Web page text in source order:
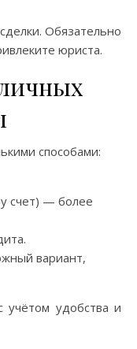
Обязательно
юриста.
способами:
счет) — более
вариант,
учётом удобства и